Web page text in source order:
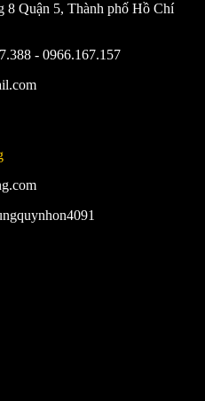
Quận 5, Thành phố Hồ Chí
- 0966.167.157